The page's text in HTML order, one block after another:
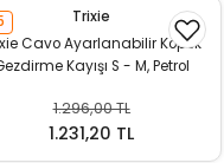
Trixie
Cavo Ayarlanabilir Köpek
Kayışı S - M, Petrol
Mm
1.296,00 TL
1.231,20 TL